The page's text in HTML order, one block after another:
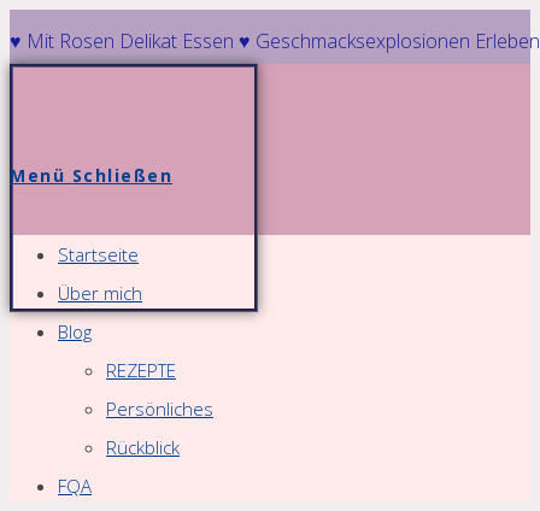
Zum
Inhalt
♥ Mit Rosen Delikat Essen ♥ Geschmacksexplosionen
Menü Schließen
Startseite
Über mich
Blog
REZEPTE
Persönliches
Rückblick
FQA